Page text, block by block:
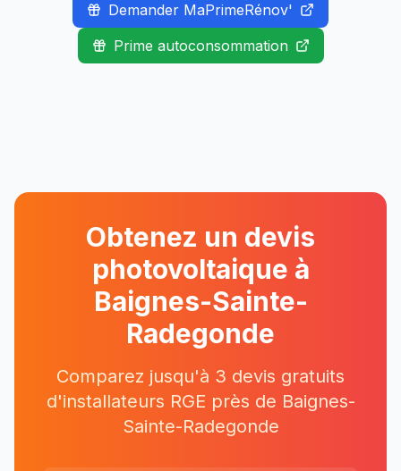
Demander MaPrimeRénov'
Prime autoconsommation
Obtenez un devis
photovoltaique à
Baignes-Sainte-
Radegonde
Comparez jusqu'à 3 devis gratuits
d'installateurs RGE près de Baignes-
Sainte-Radegonde